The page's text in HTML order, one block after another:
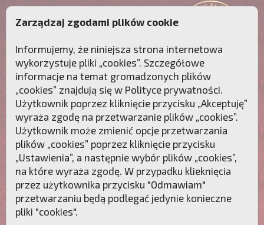
Przebudźmy sumienia Polaków!
Polonia
Christiana
PCh24.pl
Przymierze
Zarządzaj zgodami plików cookie
Informujemy, że niniejsza strona internetowa
wykorzystuje pliki „cookies”. Szczegółowe
informacje na temat gromadzonych plików
„cookies” znajdują się w Polityce prywatności.
Użytkownik poprzez kliknięcie przycisku „Akceptuję”
wyraża zgodę na przetwarzanie plików „cookies”.
Użytkownik może zmienić opcje przetwarzania
plików „cookies” poprzez kliknięcie przycisku
„Ustawienia”, a następnie wybór plików „cookies”,
na które wyraża zgodę. W przypadku klieknięcia
przez użytkownika przycisku "Odmawiam"
przetwarzaniu będą podlegać jedynie konieczne
pliki "cookies".